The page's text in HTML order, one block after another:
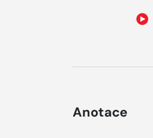
Anotace